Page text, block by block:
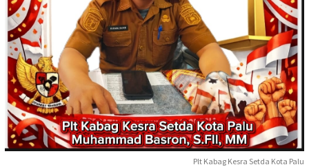
Plt Kabag Kesra Setda Kota Palu